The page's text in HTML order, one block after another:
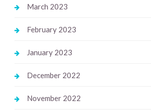
March 2023
February 2023
January 2023
December 2022
November 2022